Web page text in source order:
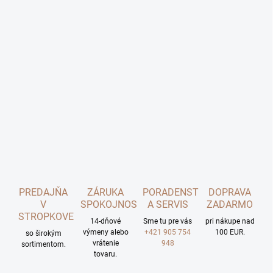
PREDAJŇA
V
STROPKOVE
so širokým
sortimentom.
ZÁRUKA
SPOKOJNOSTI
14-dňové
výmeny alebo
vrátenie
tovaru.
PORADENSTVO
A SERVIS
Sme tu pre vás
+421 905 754
948
DOPRAVA
ZADARMO
pri nákupe nad
100 EUR.